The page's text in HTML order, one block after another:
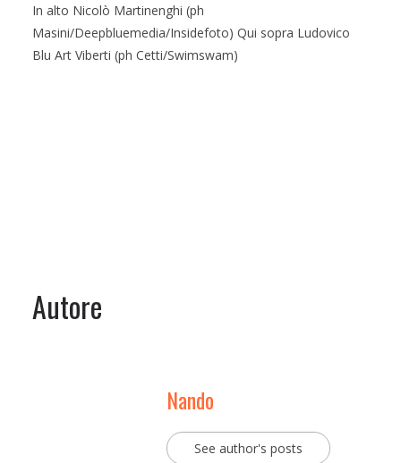
In alto Nicolò Martinenghi (ph
Masini/Deepbluemedia/Insidefoto) Qui sopra Ludovico
Blu Art Viberti (ph Cetti/Swimswam)
Autore
Nando
See author's posts